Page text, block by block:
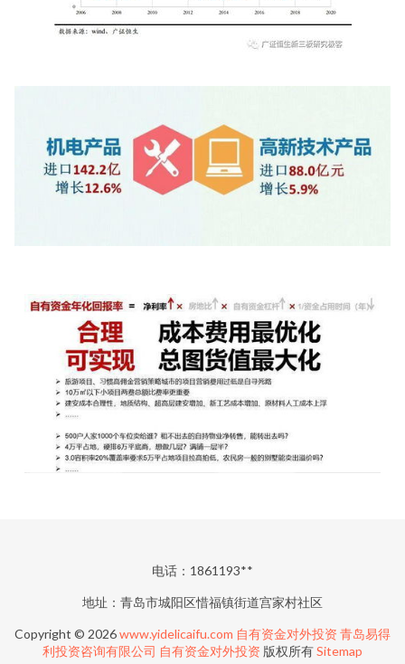
电话：1861193**
地址：青岛市城阳区惜福镇街道宫家村社区
Copyright © 2026www.yidelicaifu.com 自有资金对外投资 青岛易得
利投资咨询有限公司 自有资金对外投资 版权所有Sitemap